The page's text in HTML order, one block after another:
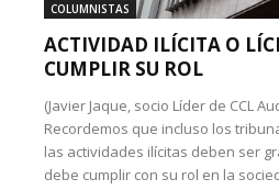
COLUMNISTAS
ACTIVIDAD ILÍCITA O
CUMPLIR SU ROL
(Javier Jaque, socio Líder de CCL
Recordemos que incluso los
las actividades ilícitas deben ser
debe cumplir con su rol en la